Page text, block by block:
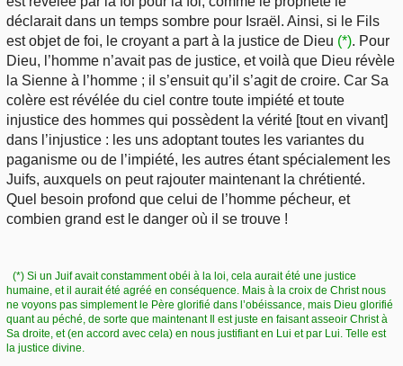
déclarait dans un temps sombre pour Israël. Ainsi, si le Fils
est objet de foi, le croyant a part à la justice de Dieu (*). Pour
Dieu, l’homme n’avait pas de justice, et voilà que Dieu révèle
la Sienne à l’homme ; il s’ensuit qu’il s’agit de croire. Car Sa
colère est révélée du ciel contre toute impiété et toute
injustice des hommes qui possèdent la vérité [tout en vivant]
dans l’injustice : les uns adoptant toutes les variantes du
paganisme ou de l’impiété, les autres étant spécialement les
Juifs, auxquels on peut rajouter maintenant la chrétienté.
Quel besoin profond que celui de l’homme pécheur, et
combien grand est le danger où il se trouve !
(*) Si un Juif avait constamment obéi à la loi, cela aurait été une justice
humaine, et il aurait été agréé en conséquence. Mais à la croix de Christ nous
ne voyons pas simplement le Père glorifié dans l’obéissance, mais Dieu glorifié
quant au péché, de sorte que maintenant Il est juste en faisant asseoir Christ à
Sa droite, et (en accord avec cela) en nous justifiant en Lui et par Lui. Telle est
la justice divine.